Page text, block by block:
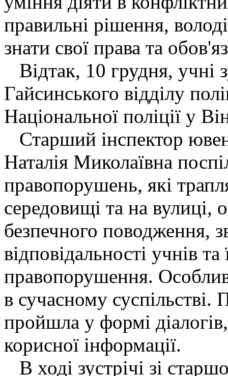
правильні рішення,
знати свої права та
Відтак, 10 грудня, учні
Гайсинського відділу
Національної поліції у
Старший інспектор
Наталія Миколаївна
правопорушень, які
середовищі та на вулиці,
безпечного поводження,
відповідальності учнів та
правопорушення.
в сучасному
пройшла у формі
корисної інформації.
В ході зустрічі зі